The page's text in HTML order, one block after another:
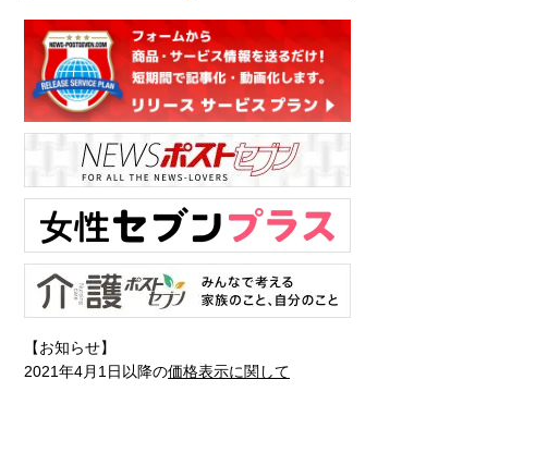
【お知らせ】
2021年4月1日以降の価格表示に関して